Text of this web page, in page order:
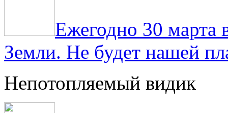
Ежегодно 30 марта
Земли. Не будет нашей
Непотопляемый видик